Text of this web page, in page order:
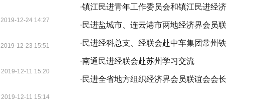
2019-12-24 14:27
2019-12-23 15:51
2019-12-11 15:20
2019-12-11 15:14
新、携手同行”二届二次全体理事会议
·镇江民进青年工作委员会和镇江民进经济
界会员联谊会联合举办“庆祝新中国成立75
周年”系列活动
·民进盐城市、连云港市两地经济界会员联
谊会开展学习交流活动
·民进经科总支、经联会赴中车集团常州铁
道高等职业技术学校开展专题调研
·南通民进经联会赴苏州学习交流
·民进全省地方组织经济界会员联谊会会长